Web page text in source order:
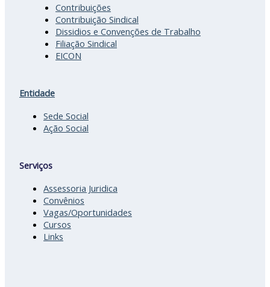
Contribuições
Contribuição Sindical
Dissidios e Convenções de Trabalho
Filiação Sindical
EICON
Entidade
Sede Social
Ação Social
Serviços
Assessoria Juridica
Convênios
Vagas/Oportunidades
Cursos
Links